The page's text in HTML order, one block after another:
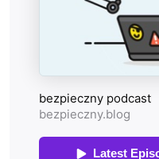
chroniące naszą prywatność